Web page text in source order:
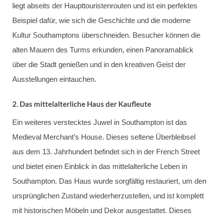
liegt abseits der Haupttouristenrouten und ist ein perfektes
Beispiel dafür, wie sich die Geschichte und die moderne
Kultur Southamptons überschneiden. Besucher können die
alten Mauern des Turms erkunden, einen Panoramablick
über die Stadt genießen und in den kreativen Geist der
Ausstellungen eintauchen.
2. Das mittelalterliche Haus der Kaufleute
Ein weiteres verstecktes Juwel in Southampton ist das
Medieval Merchant’s House. Dieses seltene Überbleibsel
aus dem 13. Jahrhundert befindet sich in der French Street
und bietet einen Einblick in das mittelalterliche Leben in
Southampton. Das Haus wurde sorgfältig restauriert, um den
ursprünglichen Zustand wiederherzustellen, und ist komplett
mit historischen Möbeln und Dekor ausgestattet. Dieses